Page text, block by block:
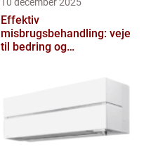
Effektiv
misbrugsbehandling: veje
til bedring og